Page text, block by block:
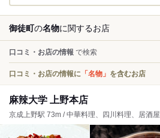
御徒町の名物に関するお店
口コミ・お店の情報 で検索
口コミ・お店の情報に 「名物」 を含むお店
麻辣大学 上野本店
京成上野駅 73m / 中華料理、四川料理、居酒屋